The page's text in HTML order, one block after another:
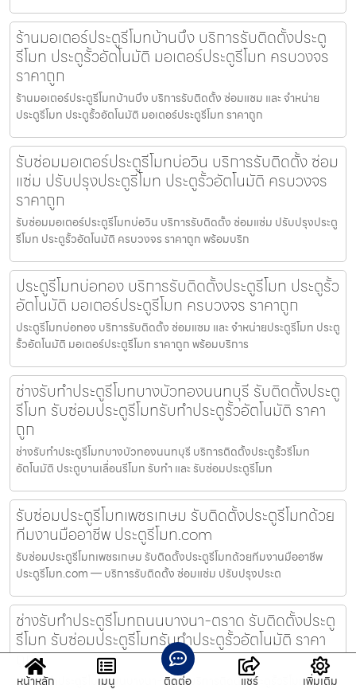
ร้านมอเตอร์ประตูรีโมทบ้านบึง บริการรับติดตั้งประตู
รีโมท ประตูรั้วอัตโนมัติ มอเตอร์ประตูรีโมท ครบวงจร
ราคาถูก
ร้านมอเตอร์ประตูรีโมทบ้านบึง บริการรับติดตั้ง ซ่อมแซม และ จำหน่าย
ประตูรีโมท ประตูรั้วอัตโนมัติ มอเตอร์ประตูรีโมท ราคาถูก
รับซ่อมมอเตอร์ประตูรีโมทบ่อวิน บริการรับติดตั้ง ซ่อม
แซ่ม ปรับปรุงประตูรีโมท ประตูรั้วอัตโนมัติ ครบวงจร
ราคาถูก
รับซ่อมมอเตอร์ประตูรีโมทบ่อวิน บริการรับติดตั้ง ซ่อมแซ่ม ปรับปรุงประตู
รีโมท ประตูรั้วอัตโนมัติ ครบวงจร ราคาถูก พร้อมบริก
ประตูรีโมทบ่อทอง บริการรับติดตั้งประตูรีโมท ประตูรั้ว
อัตโนมัติ มอเตอร์ประตูรีโมท ครบวงจร ราคาถูก
ประตูรีโมทบ่อทอง บริการรับติดตั้ง ซ่อมแซม และ จำหน่ายประตูรีโมท ประตู
รั้วอัตโนมัติ มอเตอร์ประตูรีโมท ราคาถูก พร้อมบริการ
ช่างรับทำประตูรีโมทบางบัวทองนนทบุรี รับติดตั้งประตู
รีโมท รับซ่อมประตูรีโมทรับทำประตูรั้วอัตโนมัติ ราคา
ถูก
ช่างรับทำประตูรีโมทบางบัวทองนนทบุรี บริการติดตั้งประตูรั้วรีโมท
อัตโนมัติ ประตูบานเลื่อนรีโมท รับทำ และ รับซ่อมประตูรีโมท
รับซ่อมประตูรีโมทเพชรเกษม รับติดตั้งประตูรีโมทด้วย
ทีมงานมืออาชีพ ประตูรีโมท.com
รับซ่อมประตูรีโมทเพชรเกษม รับติดตั้งประตูรีโมทด้วยทีมงานมืออาชีพ
ประตูรีโมท.com — บริการรับติดตั้ง ซ่อมแซ่ม ปรับปรุงประต
ช่างรับทำประตูรีโมทถนนบางนา-ตราด รับติดตั้งประตู
รีโมท รับซ่อมประตูรีโมทรับทำประตูรั้วอัตโนมัติ ราคา
ถูก
ช่างรับทำประตูรีโมทถนนบางนา-ตราด บริการติดตั้งประตูรั้วรีโมท
หน้าหลัก เมนู ติดต่อ แชร์ เพิ่มเติม